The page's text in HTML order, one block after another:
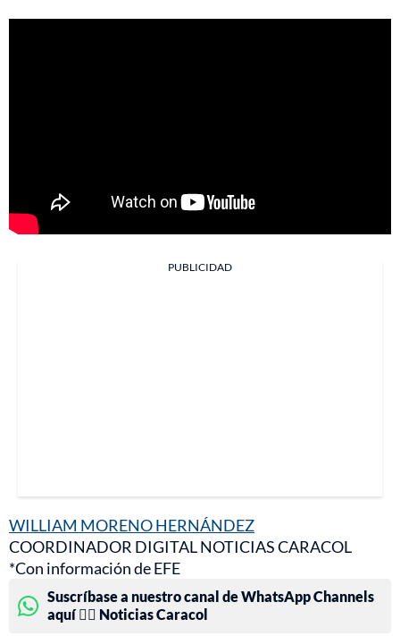
PUBLICIDAD
WILLIAM MORENO HERNÁNDEZ
COORDINADOR DIGITAL NOTICIAS CARACOL
*Con información de EFE
Suscríbase a nuestro canal de WhatsApp Channels
aquí 👉🏻 Noticias Caracol